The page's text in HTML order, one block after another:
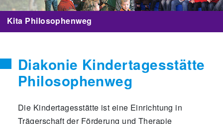
Kita Philosophenweg
Diakonie Kindertagesstätte
Philosophenweg
Die Kindertagesstätte ist eine Einrichtung in
Trägerschaft der Förderung und Therapie